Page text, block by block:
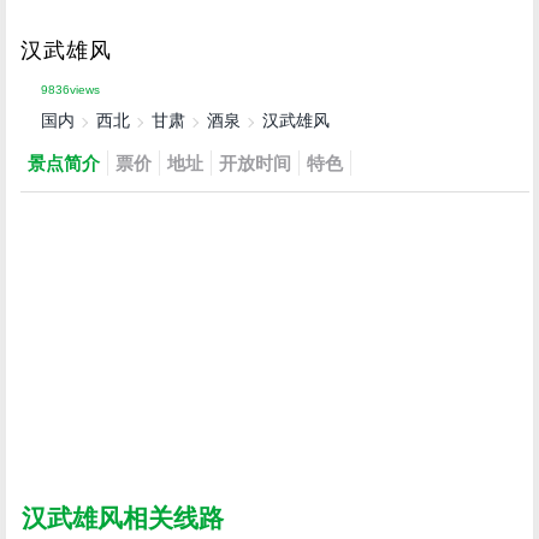
汉武雄风
9836views
国内 西北 甘肃 酒泉 汉武雄风
景点简介 票价 地址 开放时间 特色
汉武雄风相关线路